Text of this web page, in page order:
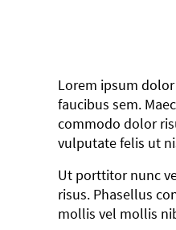
Lorem ipsum
faucibus sem.
commodo dolor
vulputate felis ut
Ut porttitor nunc
risus. Phasellus
mollis vel mollis